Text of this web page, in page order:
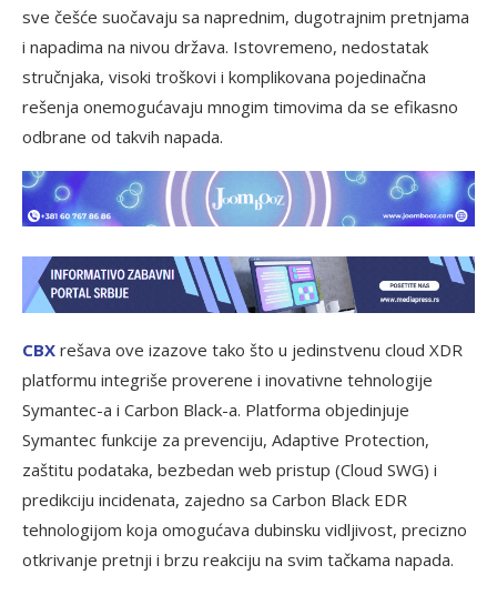
sve češće suočavaju sa naprednim, dugotrajnim pretnjama
i napadima na nivou država. Istovremeno, nedostatak
stručnjaka, visoki troškovi i komplikovana pojedinačna
rešenja onemogućavaju mnogim timovima da se efikasno
odbrane od takvih napada.
CBX rešava ove izazove tako što u jedinstvenu cloud XDR
platformu integriše proverene i inovativne tehnologije
Symantec-a i Carbon Black-a. Platforma objedinjuje
Symantec funkcije za prevenciju, Adaptive Protection,
zaštitu podataka, bezbedan web pristup (Cloud SWG) i
predikciju incidenata, zajedno sa Carbon Black EDR
tehnologijom koja omogućava dubinsku vidljivost, precizno
otkrivanje pretnji i brzu reakciju na svim tačkama napada.